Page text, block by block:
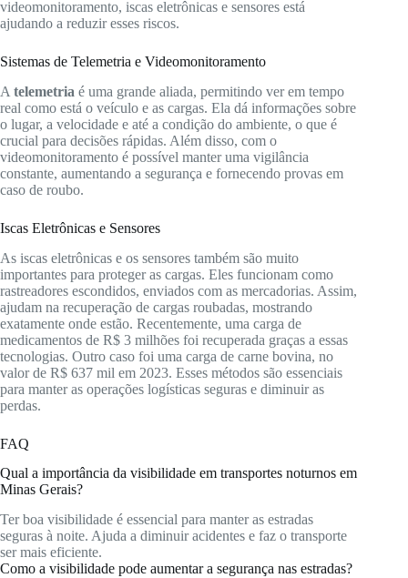
videomonitoramento, iscas eletrônicas e sensores está
ajudando a reduzir esses riscos.
Sistemas de Telemetria e Videomonitoramento
A telemetria é uma grande aliada, permitindo ver em tempo
real como está o veículo e as cargas. Ela dá informações sobre
o lugar, a velocidade e até a condição do ambiente, o que é
crucial para decisões rápidas. Além disso, com o
videomonitoramento é possível manter uma vigilância
constante, aumentando a segurança e fornecendo provas em
caso de roubo.
Iscas Eletrônicas e Sensores
As iscas eletrônicas e os sensores também são muito
importantes para proteger as cargas. Eles funcionam como
rastreadores escondidos, enviados com as mercadorias. Assim,
ajudam na recuperação de cargas roubadas, mostrando
exatamente onde estão. Recentemente, uma carga de
medicamentos de R$ 3 milhões foi recuperada graças a essas
tecnologias. Outro caso foi uma carga de carne bovina, no
valor de R$ 637 mil em 2023. Esses métodos são essenciais
para manter as operações logísticas seguras e diminuir as
perdas.
FAQ
Qual a importância da visibilidade em transportes noturnos em
Minas Gerais?
Ter boa visibilidade é essencial para manter as estradas
seguras à noite. Ajuda a diminuir acidentes e faz o transporte
ser mais eficiente.
Como a visibilidade pode aumentar a segurança nas estradas?